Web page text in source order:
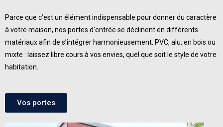
Parce que c’est un élément indispensable pour donner du caractère
à votre maison, nos portes d’entrée se déclinent en différents
matériaux afin de s’intégrer harmonieusement. PVC, alu, en bois ou
mixte : laissez libre cours à vos envies, quel que soit le style de votre
habitation.
Vos portes